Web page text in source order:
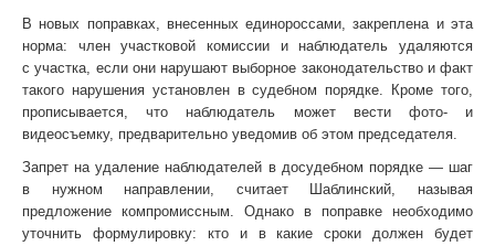
В новых поправках, внесенных единороссами, закреплена и эта
норма: член участковой комиссии и наблюдатель удаляются
с участка, если они нарушают выборное законодательство и факт
такого нарушения установлен в судебном порядке. Кроме того,
прописывается, что наблюдатель может вести фото- и
видеосъемку, предварительно уведомив об этом председателя.
Запрет на удаление наблюдателей в досудебном порядке — шаг
в нужном направлении, считает Шаблинский, называя
предложение компромиссным. Однако в поправке необходимо
уточнить формулировку: кто и в какие сроки должен будет